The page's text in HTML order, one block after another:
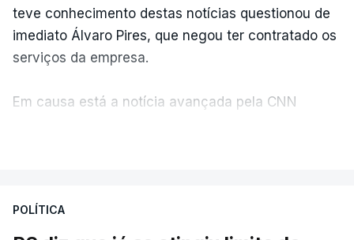
teve conhecimento destas notícias questionou de
imediato Álvaro Pires, que negou ter contratado os
serviços da empresa.
Em causa está a notícia avançada pela CNN
abertura de qualquer processo disciplinar, por não
ter qualquer elemento que indicie a realização
POLÍTICA